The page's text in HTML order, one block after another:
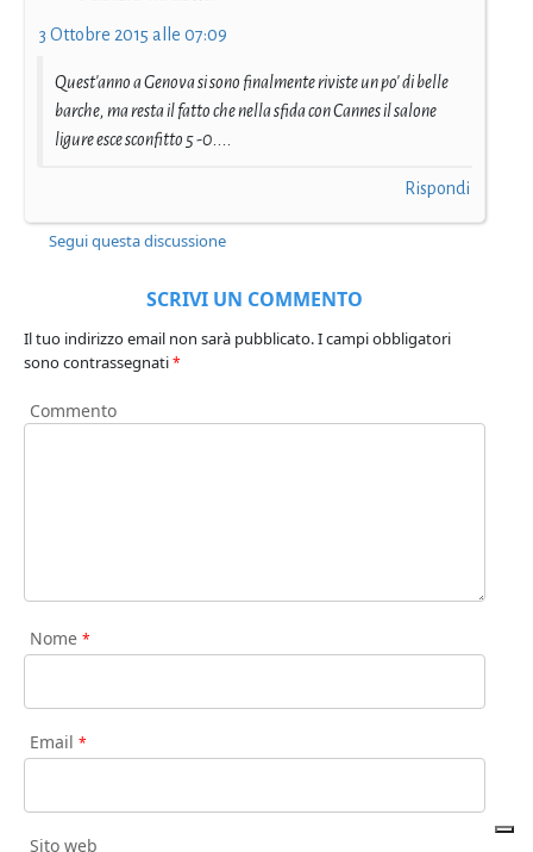
3 Ottobre 2015 alle 07:09
Quest'anno a Genova si sono finalmente riviste un po' di belle
barche, ma resta il fatto che nella sfida con Cannes il salone
ligure esce sconfitto 5 -0....
Rispondi
Segui questa discussione
SCRIVI UN COMMENTO
Il tuo indirizzo email non sarà pubblicato.I campi obbligatori
sono contrassegnati*
Commento
Nome *
Email *
Sito web